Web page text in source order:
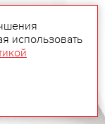
использовать